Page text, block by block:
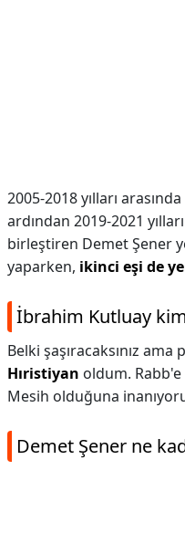
2005-2018 yılları
ardından 2019-2021
birleştiren Demet Şener
yaparken, ikinci eşi de
İbrahim Kutluay
Belki şaşıracaksınız
Hıristiyan oldum. Rabb'e
Mesih olduğuna
Demet Şener ne